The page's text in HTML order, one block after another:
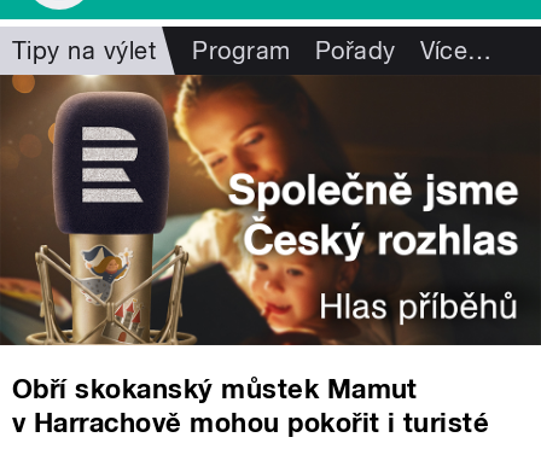
Tipy na výlet Program Pořady Více…
Obří skokanský můstek Mamut
v Harrachově mohou pokořit i turisté